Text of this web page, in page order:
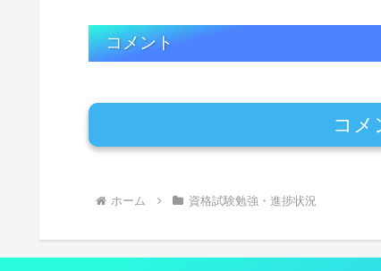
コメント
コメ
ホーム 資格試験勉強・進捗状況